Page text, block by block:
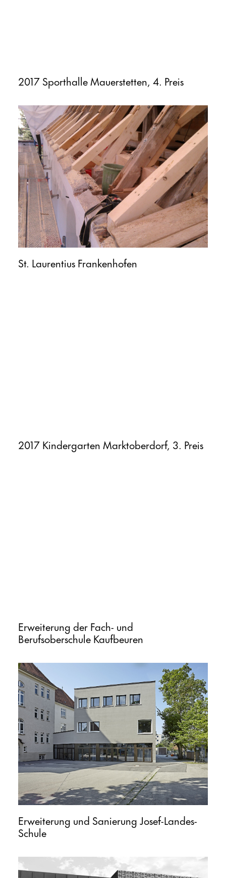
2017 Sporthalle Mauerstetten, 4. Preis
St. Laurentius Frankenhofen
2017 Kindergarten Marktoberdorf, 3. Preis
Erweiterung der Fach- und
Berufsoberschule Kaufbeuren
Erweiterung und Sanierung Josef-Landes-
Schule